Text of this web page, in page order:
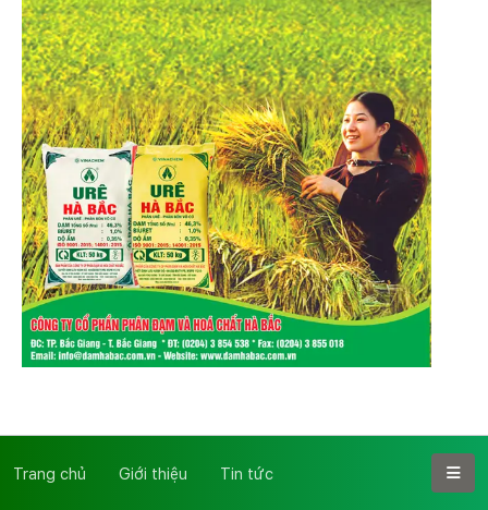
Trang chủ Giới thiệu Tin tức